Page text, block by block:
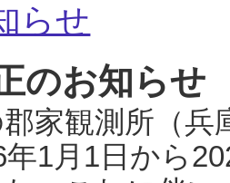
らせ
のお知らせ
家観測所（
年1月1日から